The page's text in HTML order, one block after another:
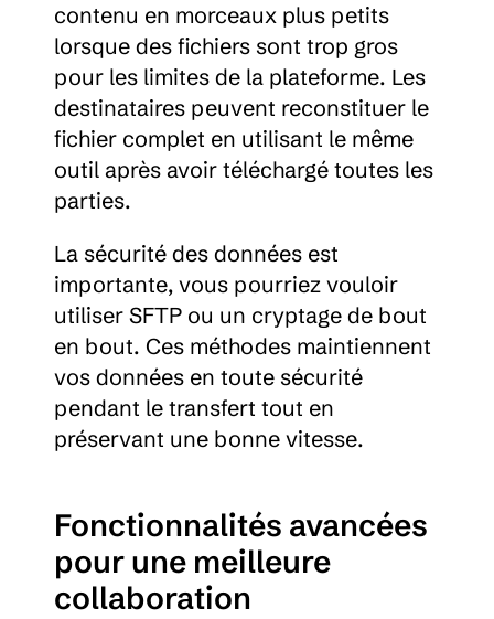
contenu en morceaux plus petits
lorsque des fichiers sont trop gros
pour les limites de la plateforme. Les
destinataires peuvent reconstituer le
fichier complet en utilisant le même
outil après avoir téléchargé toutes les
parties.
La sécurité des données est
importante, vous pourriez vouloir
utiliser SFTP ou un cryptage de bout
en bout. Ces méthodes maintiennent
vos données en toute sécurité
pendant le transfert tout en
préservant une bonne vitesse.
Fonctionnalités avancées
pour une meilleure
collaboration